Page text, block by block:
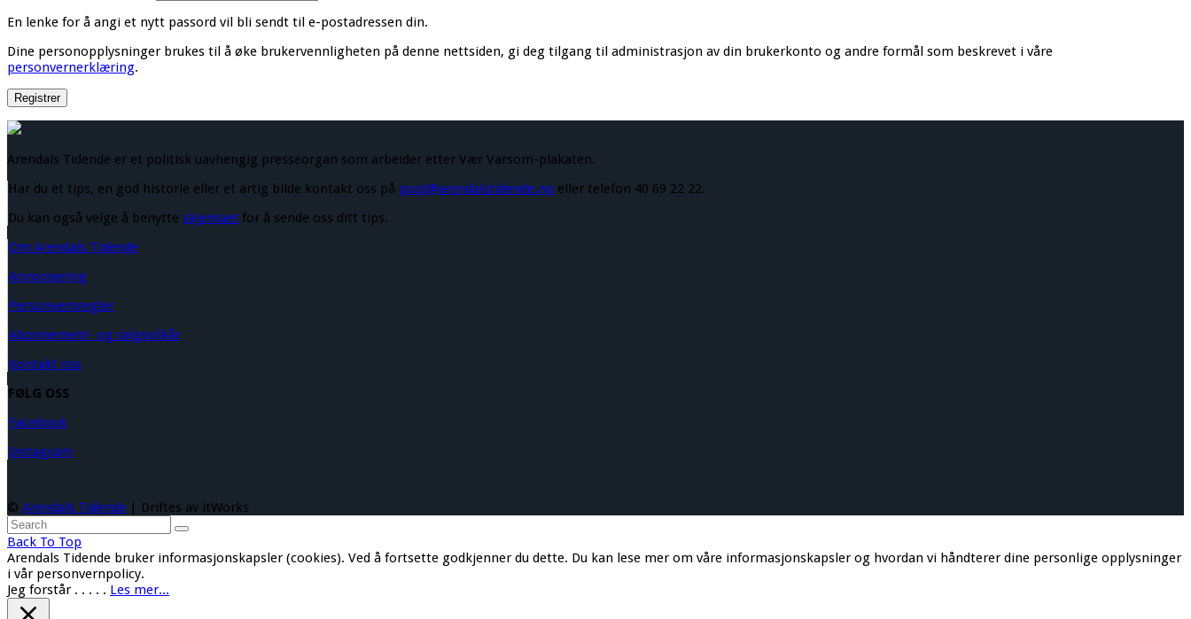
En lenke for å angi et nytt passord vil bli sendt til e-postadressen din.
Dine personopplysninger brukes til å øke brukervennligheten på denne nettsiden, gi deg tilgang til administrasjon av din brukerkonto og andre formål som beskrevet i våre
personvernerklæring.
Registrer
Arendals Tidende er et politisk uavhengig presseorgan som arbeider etter Vær Varsom-plakaten.
Har du et tips, en god historie eller et artig bilde kontakt oss på post@arendalstidende.no eller telefon 40 69 22 22.
Du kan også velge å benytte skjemaet for å sende oss ditt tips.
Om Arendals Tidende
Annonsering
Personvernregler
Abonnement- og salgsvilkår
Kontakt oss
FØLG OSS
Facebook
Instagram
© Arendals Tidende | Driftes av itWorks
Back To Top
Arendals Tidende bruker informasjonskapsler (cookies). Ved å fortsette godkjenner du dette. Du kan lese mer om våre informasjonskapsler og hvordan vi håndterer dine personlige opplysninger
i vår personvernpolicy.
Jeg forstår. . . . . Les mer...